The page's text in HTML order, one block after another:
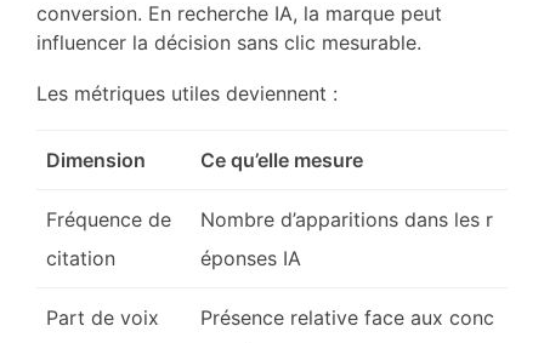
conversion. En recherche IA, la marque peut
influencer la décision sans clic mesurable.
Les métriques utiles deviennent :
Dimension Ce qu’elle mesure
Fréquence de
citation
Nombre d’apparitions dans les r
éponses IA
Part de voix
Présence relative face aux conc